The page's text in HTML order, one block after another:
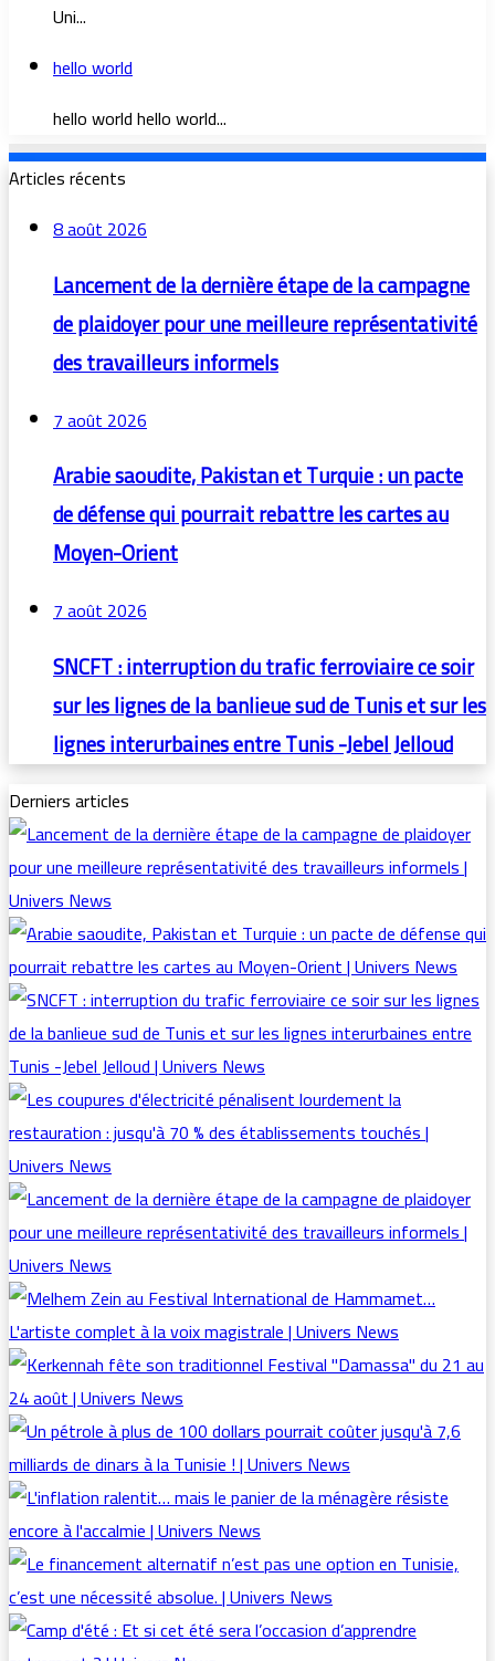
Uni...
hello world
hello world hello world...
Articles récents
8 août 2026
Lancement de la dernière étape de la campagne
de plaidoyer pour une meilleure représentativité
des travailleurs informels
7 août 2026
Arabie saoudite, Pakistan et Turquie : un pacte
de défense qui pourrait rebattre les cartes au
Moyen-Orient
7 août 2026
SNCFT : interruption du trafic ferroviaire ce soir
sur les lignes de la banlieue sud de Tunis et sur les
lignes interurbaines entre Tunis -Jebel Jelloud
Derniers articles